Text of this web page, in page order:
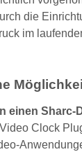
die
im
einen
Clock